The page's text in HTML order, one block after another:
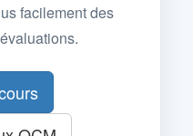
facilement des